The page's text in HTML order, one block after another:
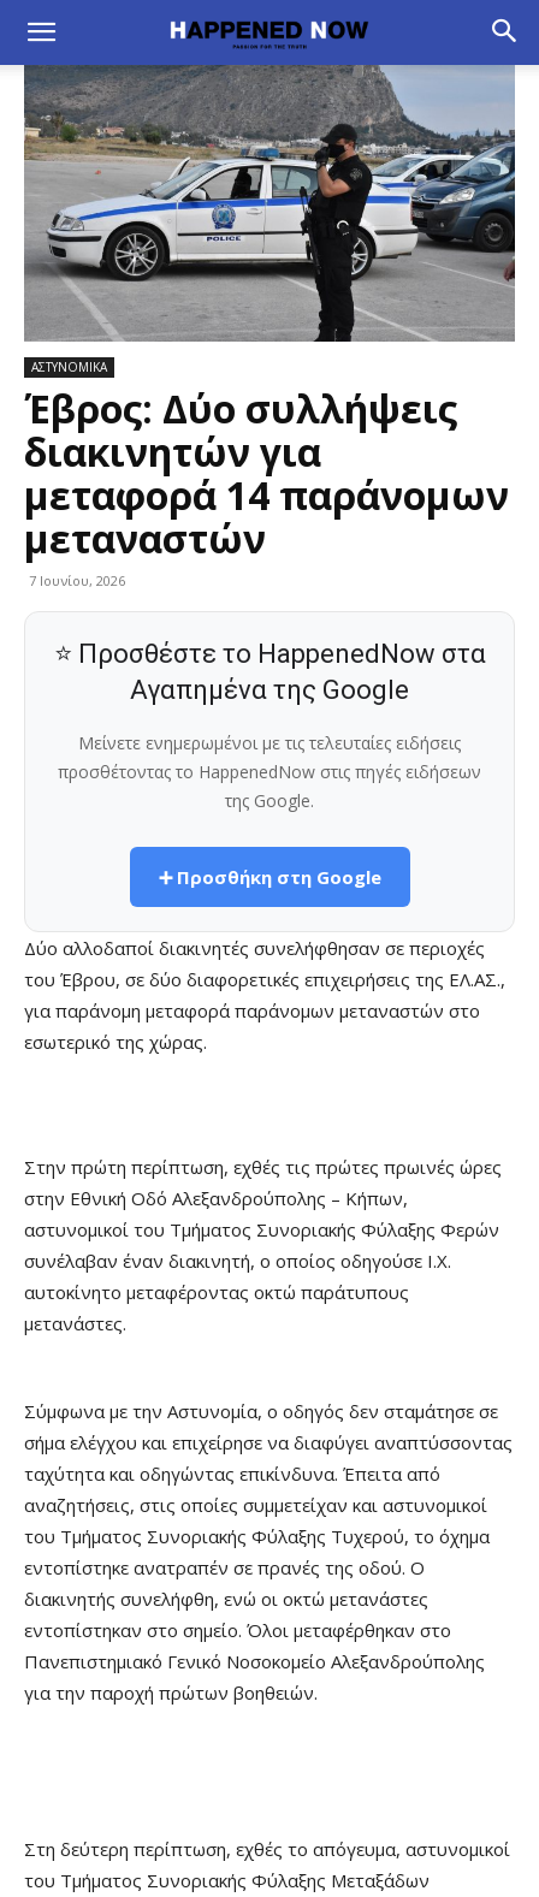
ΑΣΤΥΝΟΜΙΚΑ
Έβρος: Δύο συλλήψεις
διακινητών για
μεταφορά 14 παράνομων
μεταναστών
7 Ιουνίου, 2026
⭐ Προσθέστε το HappenedNow στα
Αγαπημένα της Google
Μείνετε ενημερωμένοι με τις τελευταίες ειδήσεις
προσθέτοντας το HappenedNow στις πηγές ειδήσεων
της Google.
➕ Προσθήκη στη Google
Δύο αλλοδαποί διακινητές συνελήφθησαν σε περιοχές
του Έβρου, σε δύο διαφορετικές επιχειρήσεις της ΕΛ.ΑΣ.,
για παράνομη μεταφορά παράνομων μεταναστών στο
εσωτερικό της χώρας.
Στην πρώτη περίπτωση, εχθές τις πρώτες πρωινές ώρες
στην Εθνική Οδό Αλεξανδρούπολης – Κήπων,
αστυνομικοί του Τμήματος Συνοριακής Φύλαξης Φερών
συνέλαβαν έναν διακινητή, ο οποίος οδηγούσε Ι.Χ.
αυτοκίνητο μεταφέροντας οκτώ παράτυπους
μετανάστες.
Σύμφωνα με την Αστυνομία, ο οδηγός δεν σταμάτησε σε
σήμα ελέγχου και επιχείρησε να διαφύγει αναπτύσσοντας
ταχύτητα και οδηγώντας επικίνδυνα. Έπειτα από
αναζητήσεις, στις οποίες συμμετείχαν και αστυνομικοί
του Τμήματος Συνοριακής Φύλαξης Τυχερού, το όχημα
εντοπίστηκε ανατραπέν σε πρανές της οδού. Ο
διακινητής συνελήφθη, ενώ οι οκτώ μετανάστες
εντοπίστηκαν στο σημείο. Όλοι μεταφέρθηκαν στο
Πανεπιστημιακό Γενικό Νοσοκομείο Αλεξανδρούπολης
για την παροχή πρώτων βοηθειών.
Στη δεύτερη περίπτωση, εχθές το απόγευμα, αστυνομικοί
του Τμήματος Συνοριακής Φύλαξης Μεταξάδων